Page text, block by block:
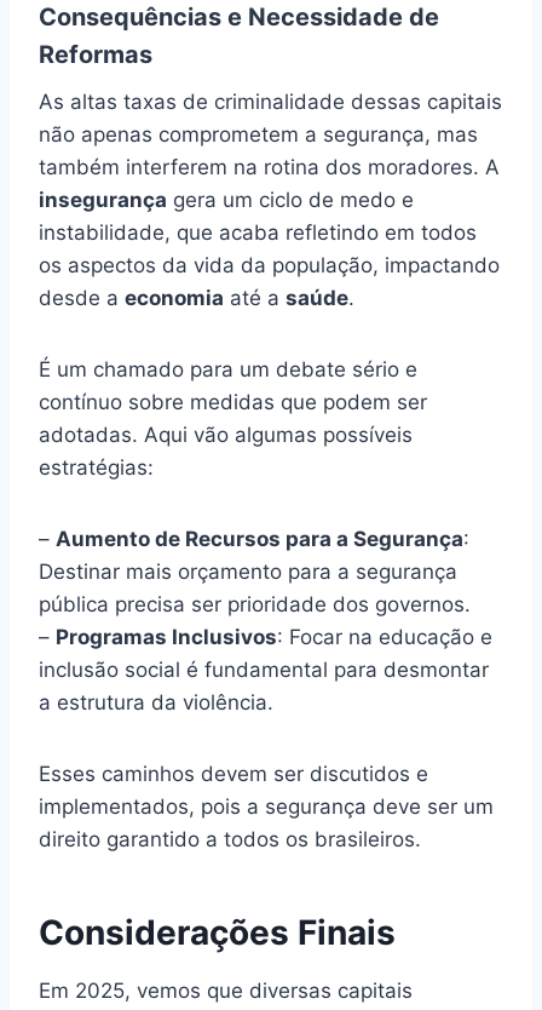
Consequências e Necessidade de
Reformas
As altas taxas de criminalidade dessas capitais
não apenas comprometem a segurança, mas
também interferem na rotina dos moradores. A
insegurança gera um ciclo de medo e
instabilidade, que acaba refletindo em todos
os aspectos da vida da população, impactando
desde a economia até a saúde.
É um chamado para um debate sério e
contínuo sobre medidas que podem ser
adotadas. Aqui vão algumas possíveis
estratégias:
– Aumento de Recursos para a Segurança:
Destinar mais orçamento para a segurança
pública precisa ser prioridade dos governos.
– Programas Inclusivos: Focar na educação e
inclusão social é fundamental para desmontar
a estrutura da violência.
Esses caminhos devem ser discutidos e
implementados, pois a segurança deve ser um
direito garantido a todos os brasileiros.
Considerações Finais
Em 2025, vemos que diversas capitais